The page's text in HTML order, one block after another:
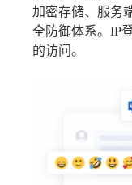
加密存储、服务
全防御体系。IP
的访问。